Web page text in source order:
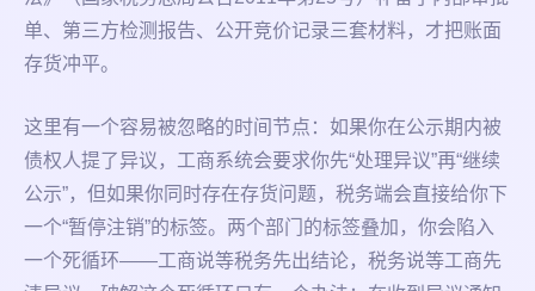
单、第三方检测报告、公开竞价记录三套材料，才把账面
存货冲平。
这里有一个容易被忽略的时间节点：如果你在公示期内被
债权人提了异议，工商系统会要求你先“处理异议”再“继续
公示”，但如果你同时存在存货问题，税务端会直接给你下
一个“暂停注销”的标签。两个部门的标签叠加，你会陷入
一个死循环——工商说等税务先出结论，税务说等工商先